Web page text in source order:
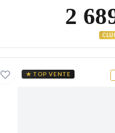
2
Lettre E★ TOP VENTE